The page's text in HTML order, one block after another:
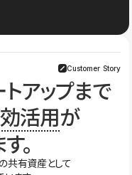
Customer Story
アップまで
活用が
。
共有資産として